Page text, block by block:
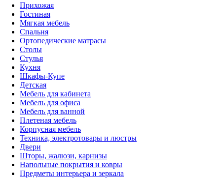
Прихожая
Гостиная
Мягкая мебель
Спальня
Ортопедические матрасы
Столы
Стулья
Кухня
Шкафы-Купе
Детская
Мебель для кабинета
Мебель для офиса
Мебель для ванной
Плетеная мебель
Корпусная мебель
Техника, электротовары и люстры
Двери
Шторы, жалюзи, карнизы
Напольные покрытия и ковры
Предметы интерьера и зеркала